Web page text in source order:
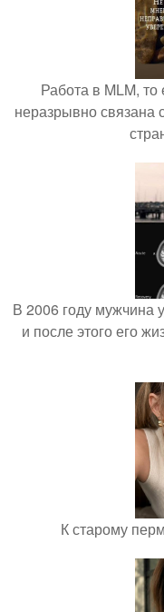
Работа в MLM, то
неразрывно связана
В 2006 году мужчина
и после этого его
К старому